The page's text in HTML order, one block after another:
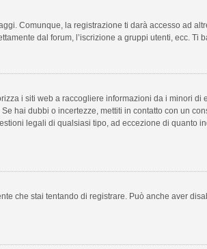
Comunque, la registrazione ti darà accesso ad
dal forum, l’iscrizione a gruppi utenti, ecc.
i siti web a raccogliere informazioni da i minori
hai dubbi o incertezze, mettiti in contatto con un
legali di qualsiasi tipo, ad eccezione di quanto
che stai tentando di registrare. Può anche aver